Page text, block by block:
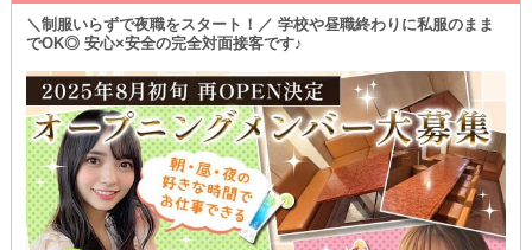
「気になってはいるけど、いきなり入店するのは不安だな…」
そんな女の子は、体験入店から始めてみませんか？
り確認可能！
お店から入店を強制することはありえませんので、お気軽にお越し
ください♪
＼制服いらずで夜職をスタート！／ 学校や昼職終わりに私服のまま
でOK◎ 安心×安全の完全対面接客です♪